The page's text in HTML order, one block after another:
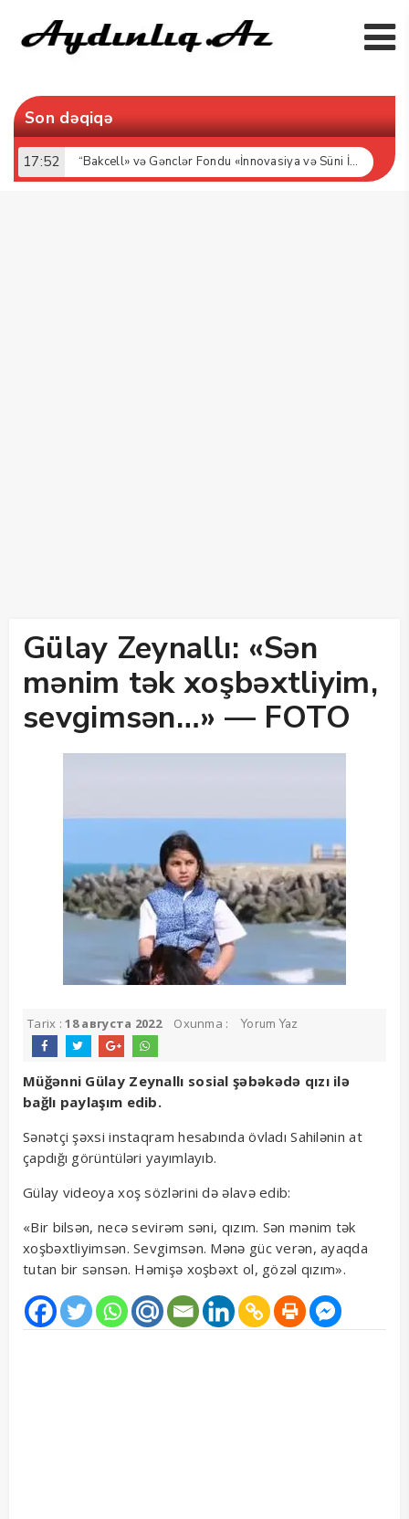
Son dəqiqə
17:52 “Bakcell» və Gənclər Fondu «İnnovasiya və Süni İntellekt» üzrə təqaüd proqramının qalibləri ilə görüş keçirib
Gülay Zeynallı: «Sən
mənim tək xoşbəxtliyim,
sevgimsən…» — FOTO
Tarix :18 августа 2022 Oxunma : Yorum Yaz
Müğənni Gülay Zeynallı sosial şəbəkədə qızı ilə
bağlı paylaşım edib.
Sənətçi şəxsi instaqram hesabında övladı Sahilənin at
çapdığı görüntüləri yayımlayıb.
Gülay videoya xoş sözlərini də əlavə edib:
«Bir bilsən, necə sevirəm səni, qızım. Sən mənim tək
xoşbəxtliyimsən. Sevgimsən. Mənə güc verən, ayaqda
tutan bir sənsən. Həmişə xoşbəxt ol, gözəl qızım».